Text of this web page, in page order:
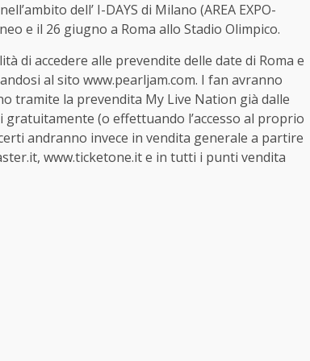
dell’ I-DAYS di Milano (AREA EXPO-
e il 26 giugno a Roma allo Stadio Olimpico.
di accedere alle prevendite delle date di Roma e
al sito www.pearljam.com. I fan avranno
tramite la prevendita My Live Nation già dalle
(o effettuando l’accesso al proprio
andranno invece in vendita generale a partire
www.ticketone.it e in tutti i punti vendita